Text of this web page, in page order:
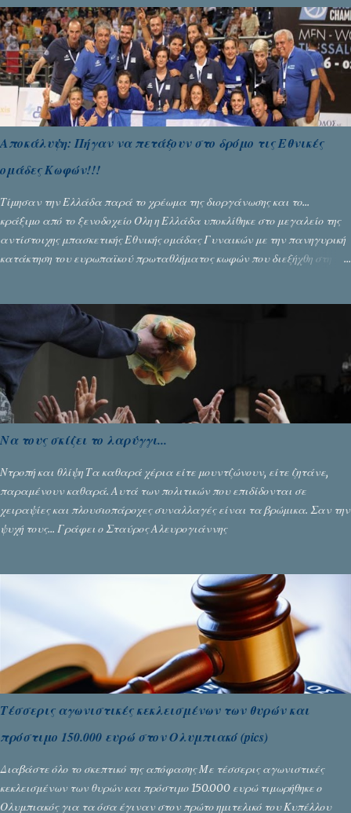
Αποκάλυψη: Πήγαν να πετάξουν στο δρόμο τις Εθνικές
ομάδες Κωφών!!!
Τίμησαν την Ελλάδα παρά το χρέωμα της διοργάνωσης και το...
κράξιμο από το ξενοδοχείο Όλη η Ελλάδα υποκλίθηκε στο μεγαλείο της
αντίστοιχης μπασκετικής Εθνικής ομάδας Γυναικών με την πανηγυρική
κατάκτηση του ευρωπαϊκού πρωταθλήματος κωφών που διεξήχθη στη
τους που ολοκληρώθηκε με τη νίκη τους στον τελικό επί της Λιθουανίας,
υπάρχουν και τα δυσάρεστα. Τα πολύ δυσάρεστα...
Να τους σκίζει το λαρύγγι...
Ντροπή και θλίψη Τα καθαρά χέρια είτε μουντζώνουν, είτε ζητάνε,
παραμένουν καθαρά. Αυτά των πολιτικών που επιδίδονται σε
χειραψίες και πλουσιοπάροχες συναλλαγές είναι τα βρώμικα. Σαν την
ψυχή τους... Γράφει ο Σταύρος Αλευρογιάννης
Τέσσερις αγωνιστικές κεκλεισμένων των θυρών και
πρόστιμο 150.000 ευρώ στον Ολυμπιακό (pics)
Διαβάστε όλο το σκεπτικό της απόφασης Με τέσσερις αγωνιστικές
κεκλεισμένων των θυρών και πρόστιμο 150.000 ευρώ τιμωρήθηκε ο
Ολυμπιακός για τα όσα έγιναν στον πρώτο ημιτελικό του Κυπέλλου